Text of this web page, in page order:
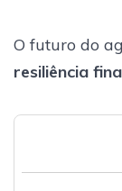
O futuro do
resiliência